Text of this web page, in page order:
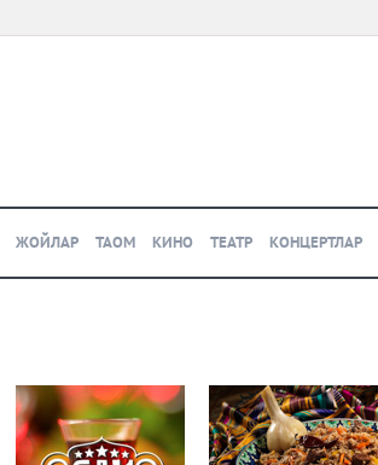
ЖОЙЛАР ТАОМ КИНО ТЕАТР КОНЦЕРТЛАР